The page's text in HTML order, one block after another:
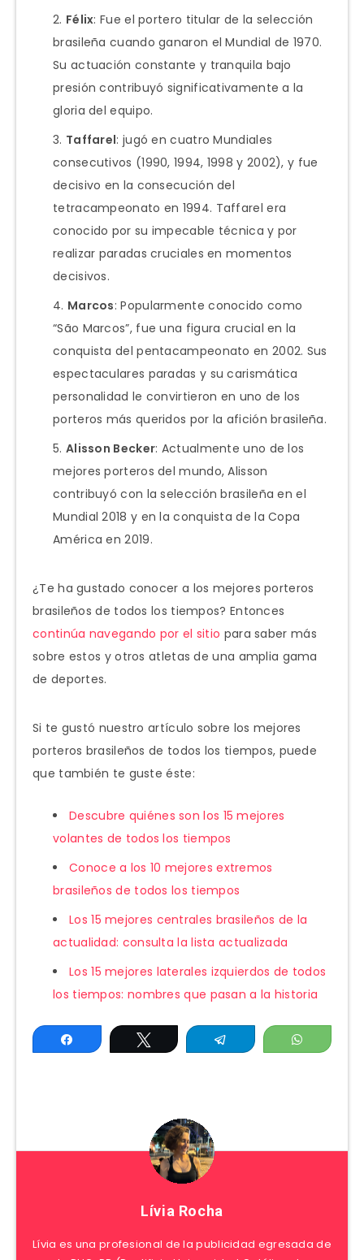
Félix: Fue el portero titular de la selección
brasileña cuando ganaron el Mundial de 1970.
Su actuación constante y tranquila bajo
presión contribuyó significativamente a la
gloria del equipo.
Taffarel: jugó en cuatro Mundiales
consecutivos (1990, 1994, 1998 y 2002), y fue
decisivo en la consecución del
tetracampeonato en 1994. Taffarel era
conocido por su impecable técnica y por
realizar paradas cruciales en momentos
decisivos.
Marcos: Popularmente conocido como
“São Marcos”, fue una figura crucial en la
conquista del pentacampeonato en 2002. Sus
espectaculares paradas y su carismática
personalidad le convirtieron en uno de los
porteros más queridos por la afición brasileña.
Alisson Becker: Actualmente uno de los
mejores porteros del mundo, Alisson
contribuyó con la selección brasileña en el
Mundial 2018 y en la conquista de la Copa
América en 2019.
¿Te ha gustado conocer a los mejores porteros
brasileños de todos los tiempos? Entonces
continúa navegando por el sitio para saber más
sobre estos y otros atletas de una amplia gama
de deportes.
Si te gustó nuestro artículo sobre los mejores
porteros brasileños de todos los tiempos, puede
que también te guste éste:
Descubre quiénes son los 15 mejores
volantes de todos los tiempos
Conoce a los 10 mejores extremos
brasileños de todos los tiempos
Los 15 mejores centrales brasileños de la
actualidad: consulta la lista actualizada
Los 15 mejores laterales izquierdos de todos
los tiempos: nombres que pasan a la historia
Compartir Twittear Telegram
Lívia Rocha
Lívia es una profesional de la publicidad egresada de